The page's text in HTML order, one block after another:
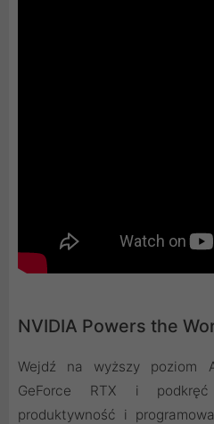
NVIDIA Powers the
Wejdź na wyższy poziom
GeForce RTX i podkręć
produktywność i